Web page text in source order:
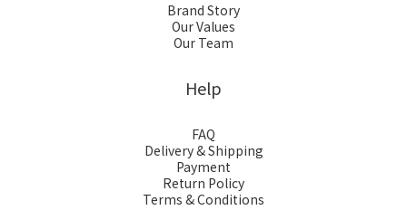
Brand Story
Our Values
Our Team
Help
FAQ
Delivery & Shipping
Payment
Return Policy
Terms & Conditions